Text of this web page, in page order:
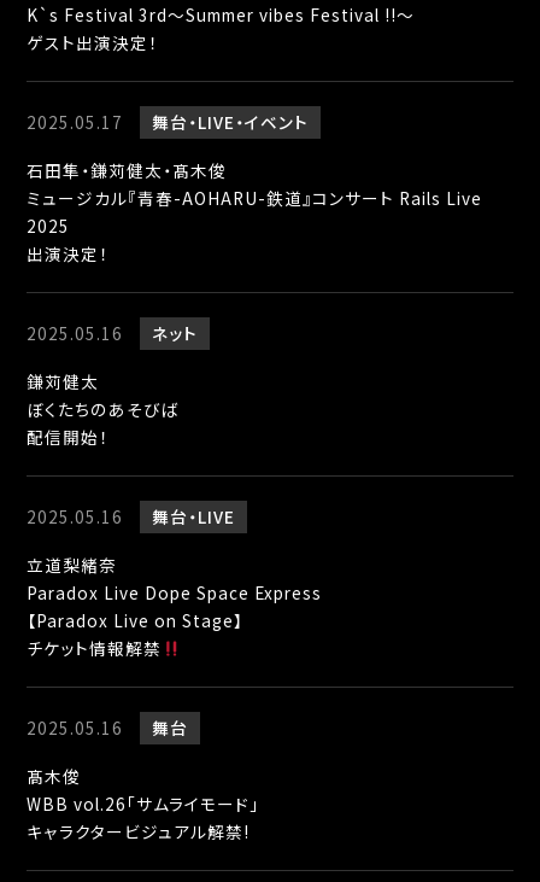
K`s Festival 3rd～Summer vibes Festival !!～
ゲスト出演決定！
2025.05.17 舞台 LIVE イベント
石田隼・鎌苅健太・髙木俊
ミュージカル『青春-AOHARU-鉄道』コンサート Rails Live
2025
出演決定！
2025.05.16
ネット
鎌苅健太
ぼくたちのあそびば
配信開始！
2025.05.16 舞台 LIVE
立道梨緒奈
Paradox Live Dope Space Express
【Paradox Live on Stage】
チケット情報解禁
2025.05.16
舞台
髙木俊
WBB vol.26「サムライモード」
キャラクタービジュアル解禁!